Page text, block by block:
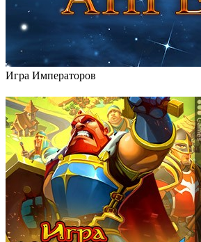
Игра Императоров